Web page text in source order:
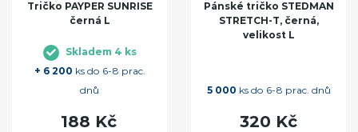
Tričko PAYPER SUNRISE
černá L
Skladem 4 ks
+ 6 200 ks do 6-8 prac.
dnů
188 Kč
Pánské tričko STEDMAN
STRETCH-T, černá,
velikost L
5 000 ks do 6-8 prac. dnů
320 Kč